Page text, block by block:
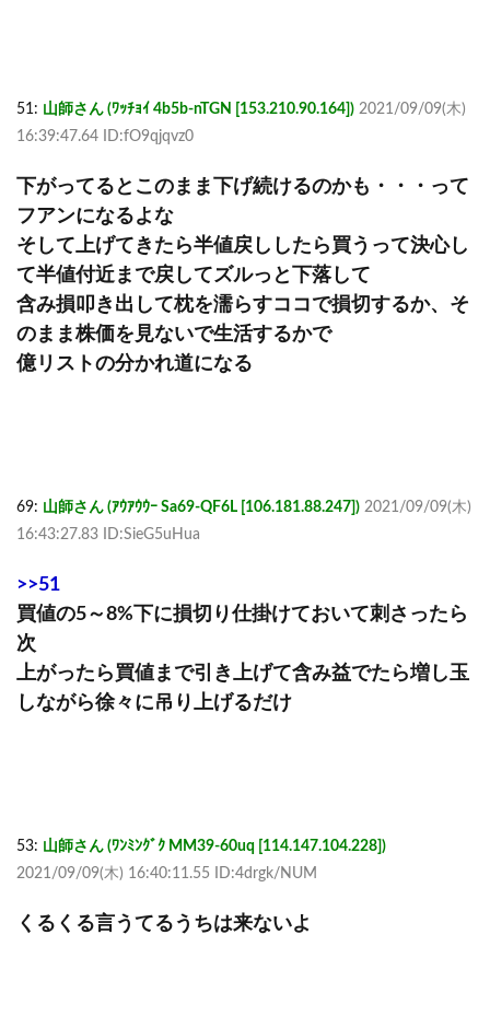
51: 山師さん (ﾜｯﾁｮｲ 4b5b-nTGN [153.210.90.164]) 2021/09/09(木)
16:39:47.64 ID:fO9qjqvz0
下がってるとこのまま下げ続けるのかも・・・って
フアンになるよな
そして上げてきたら半値戻ししたら買うって決心し
て半値付近まで戻してズルっと下落して
含み損叩き出して枕を濡らすココで損切するか、そ
のまま株価を見ないで生活するかで
億リストの分かれ道になる
69: 山師さん (ｱｳｱｳｳｰ Sa69-QF6L [106.181.88.247]) 2021/09/09(木)
16:43:27.83 ID:SieG5uHua
>>51
買値の5～8%下に損切り仕掛けておいて刺さったら
次
上がったら買値まで引き上げて含み益でたら増し玉
しながら徐々に吊り上げるだけ
53: 山師さん (ﾜﾝﾐﾝｸﾞｸ MM39-60uq [114.147.104.228])
2021/09/09(木) 16:40:11.55 ID:4drgk/NUM
くるくる言うてるうちは来ないよ